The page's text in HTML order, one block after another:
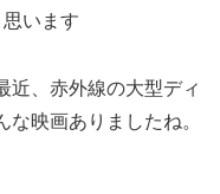
います
近、赤外線の大型ディ
映画ありましたね。